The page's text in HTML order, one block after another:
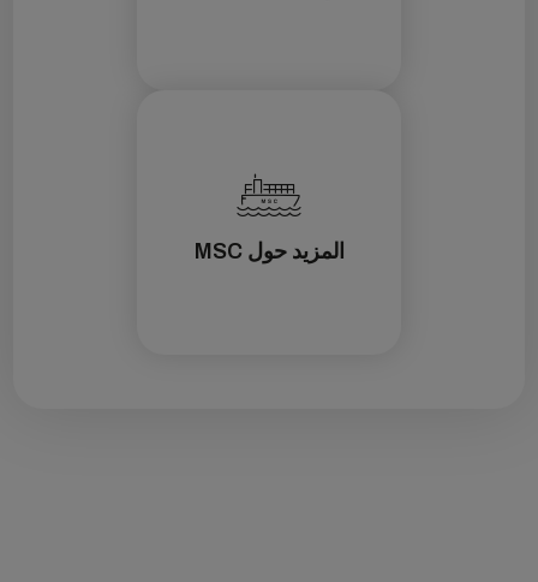
المزيد حول MSC